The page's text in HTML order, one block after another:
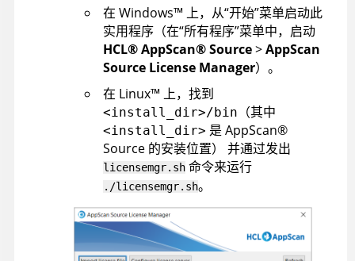
在 Windows™ 上，从“开始”菜单启动此
实用程序（在“所有程序”菜单中，启动
HCL®AppScan®Source>AppScan
Source License Manager）。
在 Linux™ 上，找到
<install_dir>/bin （其中
<install_dir> 是 AppScan®
Source 的安装位置） 并通过发出
licensemgr.sh 命令来运行
./licensemgr.sh。